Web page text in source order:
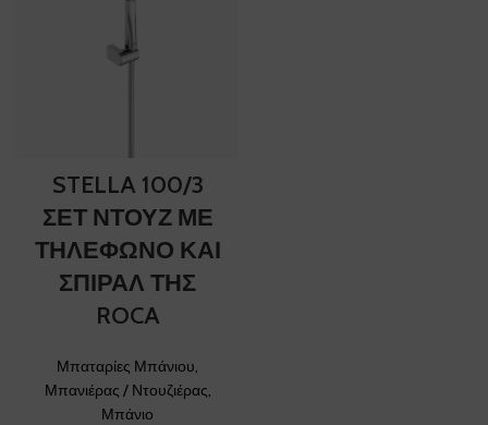
STELLA 100/3
ΣΕΤ ΝΤΟΥΖ ΜΕ
ΤΗΛΕΦΩΝΟ ΚΑΙ
ΣΠΙΡΑΛ ΤΗΣ
ROCA
Μπαταρίες Μπάνιου,
Μπανιέρας / Ντουζιέρας,
Μπάνιο